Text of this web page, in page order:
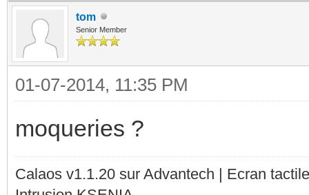
tom
Senior Member
01-07-2014, 11:35 PM
moqueries ?
Calaos v1.1.20 sur Advantech | Ecran